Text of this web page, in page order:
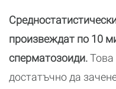
произвеждат по 10
сперматозоиди.Това
достатъчно да